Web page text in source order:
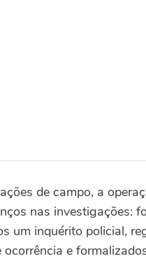
de campo, a
nas investigações:
um inquérito policial,
ocorrência e